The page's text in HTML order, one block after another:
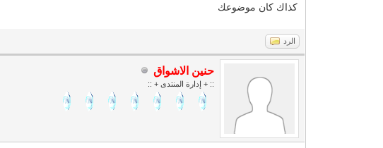
كذاك كان موضوعك
الرد
حنين الاشواق
:: + إدارة المنتدى + ::